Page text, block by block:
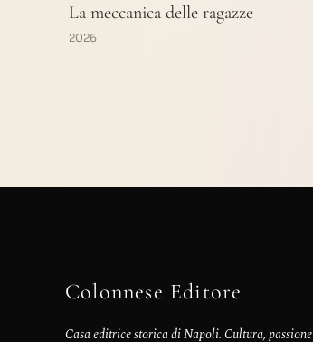
La meccanica delle ragazze
2026
Colonnese Editore
Casa editrice storica di Napoli. Cultura, passione